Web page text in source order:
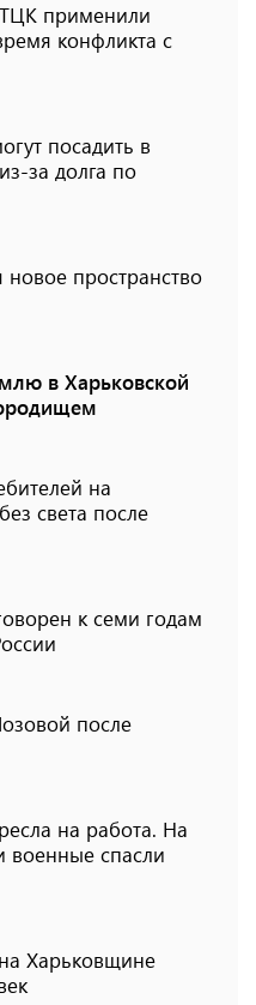
ТЦК применили
конфликта с
посадить в
за долга по
новое пространство
в Харьковской
на
света после
к семи годам
после
на работа. На
военные спасли
Харьковщине